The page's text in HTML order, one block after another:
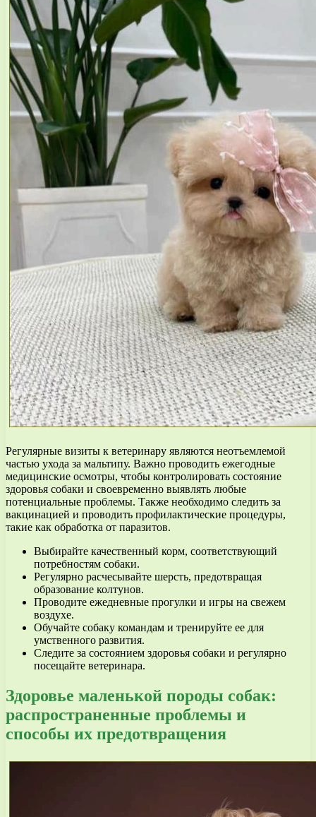
Регулярные визиты к ветеринару являются неотъемлемой
частью ухода за мальтипу. Важно проводить ежегодные
медицинские осмотры, чтобы контролировать состояние
здоровья собаки и своевременно выявлять любые
потенциальные проблемы. Также необходимо следить за
вакцинацией и проводить профилактические процедуры,
такие как обработка от паразитов.
Выбирайте качественный корм, соответствующий
потребностям собаки.
Регулярно расчесывайте шерсть, предотвращая
образование колтунов.
Проводите ежедневные прогулки и игры на свежем
воздухе.
Обучайте собаку командам и тренируйте ее для
умственного развития.
Следите за состоянием здоровья собаки и регулярно
посещайте ветеринара.
Здоровье маленькой породы собак:
распространенные проблемы и
способы их предотвращения